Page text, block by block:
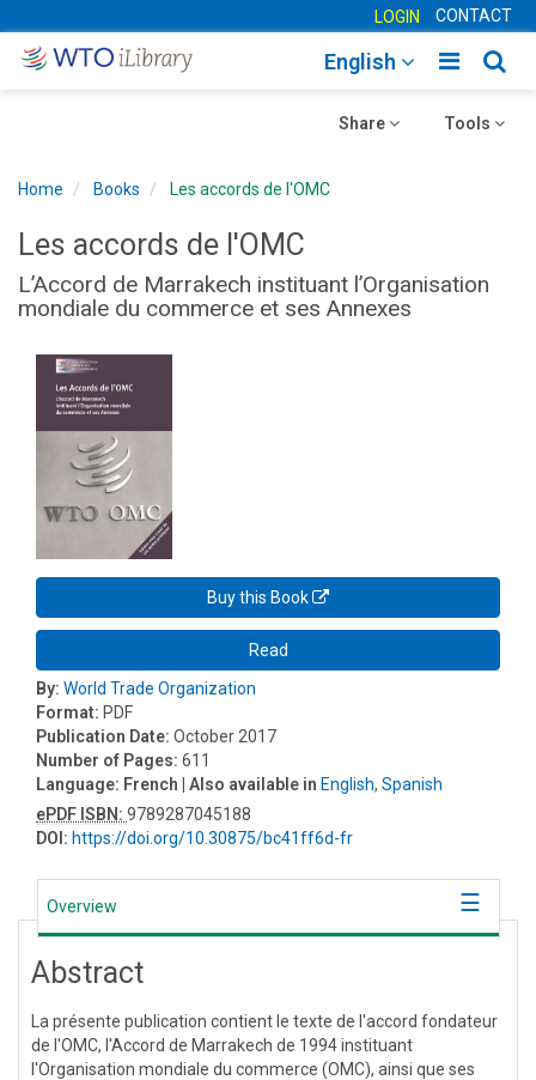
LOGIN CONTACT
Toggle
English
Toggle
Tools
Toggle
Share
Home Books Les accords de l'OMC
Les accords de l'OMC
L’Accord de Marrakech instituant l’Organisation
mondiale du commerce et ses Annexes
Buy this Book
Read
By: World Trade Organization
Format: PDF
Publication Date: October 2017
Number of Pages: 611
Language: French | Also available in English, Spanish
ePDF ISBN: 9789287045188
DOI: https://doi.org/10.30875/bc41ff6d-fr
Overview
Abstract
La présente publication contient le texte de l'accord fondateur
de l'OMC, l'Accord de Marrakech de 1994 instituant
l'Organisation mondiale du commerce (OMC), ainsi que ses